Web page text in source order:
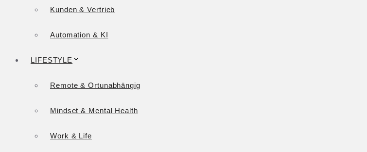
Kunden & Vertrieb
Automation & KI
LIFESTYLE
Remote & Ortunabhängig
Mindset & Mental Health
Work & Life